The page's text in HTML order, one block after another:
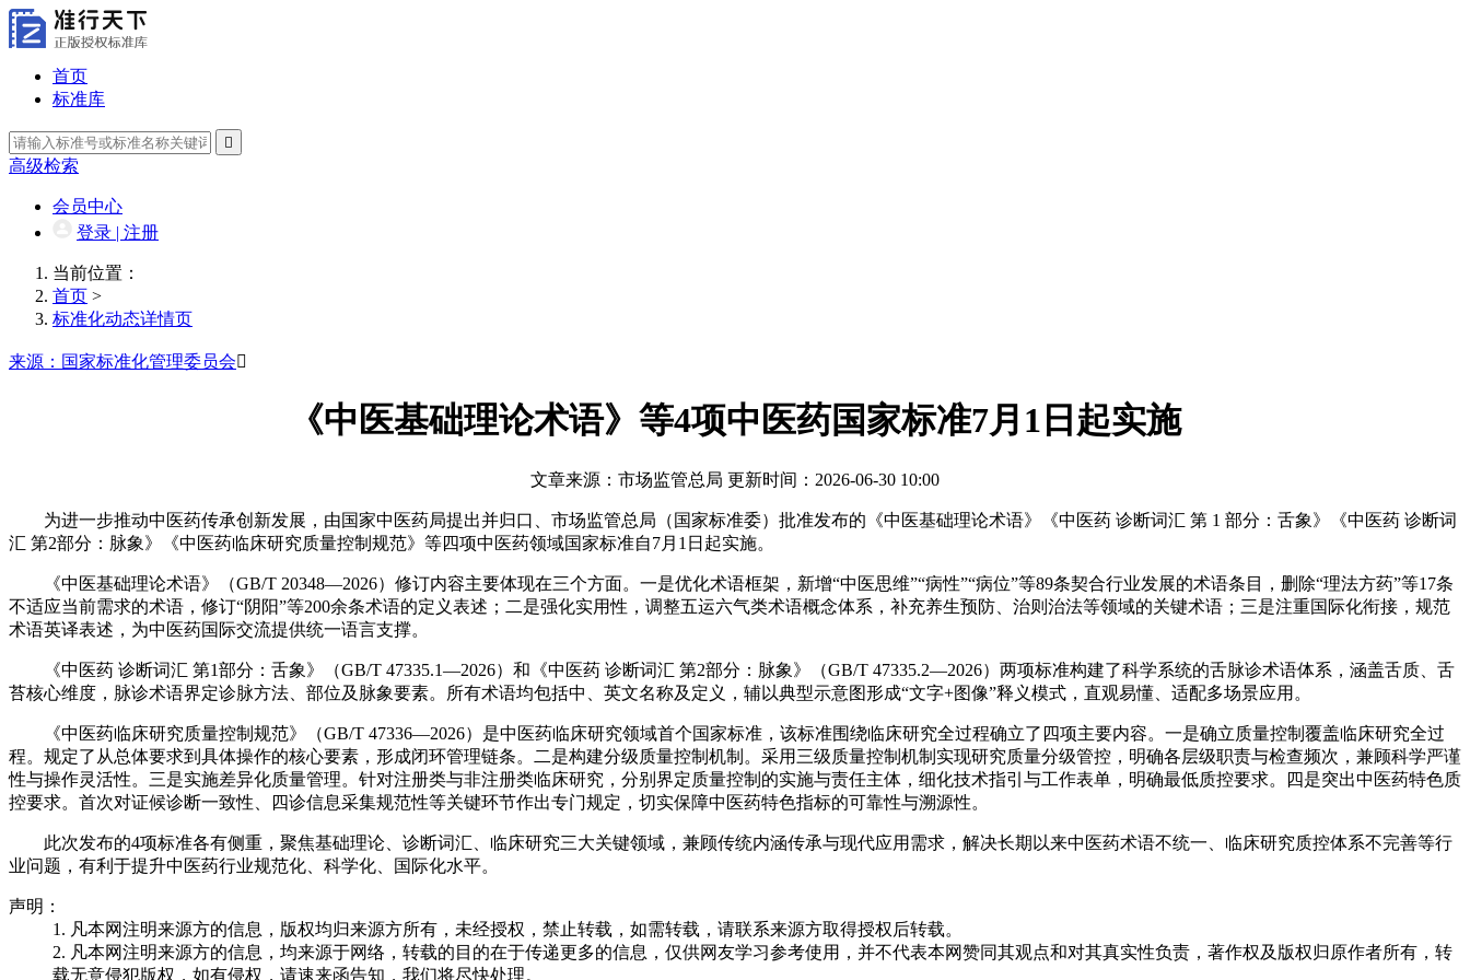
首页
标准库

高级检索
会员中心
登录 | 注册
当前位置：
首页 >
标准化动态详情页
来源：国家标准化管理委员会
《中医基础理论术语》等4项中医药国家标准7月1日起实施
文章来源：市场监管总局 更新时间：2026-06-30 10:00
为进一步推动中医药传承创新发展，由国家中医药局提出并归口、市场监管总局（国家标准委）批准发布的《中医基础理论术语》《中医药 诊断词汇 第 1 部分：舌象》《中医药 诊断词
汇 第2部分：脉象》《中医药临床研究质量控制规范》等四项中医药领域国家标准自7月1日起实施。
《中医基础理论术语》（GB/T 20348—2026）修订内容主要体现在三个方面。一是优化术语框架，新增“中医思维”“病性”“病位”等89条契合行业发展的术语条目，删除“理法方药”等17条
不适应当前需求的术语，修订“阴阳”等200余条术语的定义表述；二是强化实用性，调整五运六气类术语概念体系，补充养生预防、治则治法等领域的关键术语；三是注重国际化衔接，规范
术语英译表述，为中医药国际交流提供统一语言支撑。
《中医药 诊断词汇 第1部分：舌象》（GB/T 47335.1—2026）和《中医药 诊断词汇 第2部分：脉象》（GB/T 47335.2—2026）两项标准构建了科学系统的舌脉诊术语体系，涵盖舌质、舌
苔核心维度，脉诊术语界定诊脉方法、部位及脉象要素。所有术语均包括中、英文名称及定义，辅以典型示意图形成“文字+图像”释义模式，直观易懂、适配多场景应用。
《中医药临床研究质量控制规范》（GB/T 47336—2026）是中医药临床研究领域首个国家标准，该标准围绕临床研究全过程确立了四项主要内容。一是确立质量控制覆盖临床研究全过
程。规定了从总体要求到具体操作的核心要素，形成闭环管理链条。二是构建分级质量控制机制。采用三级质量控制机制实现研究质量分级管控，明确各层级职责与检查频次，兼顾科学严谨
性与操作灵活性。三是实施差异化质量管理。针对注册类与非注册类临床研究，分别界定质量控制的实施与责任主体，细化技术指引与工作表单，明确最低质控要求。四是突出中医药特色质
控要求。首次对证候诊断一致性、四诊信息采集规范性等关键环节作出专门规定，切实保障中医药特色指标的可靠性与溯源性。
此次发布的4项标准各有侧重，聚焦基础理论、诊断词汇、临床研究三大关键领域，兼顾传统内涵传承与现代应用需求，解决长期以来中医药术语不统一、临床研究质控体系不完善等行
业问题，有利于提升中医药行业规范化、科学化、国际化水平。
声明：
1. 凡本网注明来源方的信息，版权均归来源方所有，未经授权，禁止转载，如需转载，请联系来源方取得授权后转载。
2. 凡本网注明来源方的信息，均来源于网络，转载的目的在于传递更多的信息，仅供网友学习参考使用，并不代表本网赞同其观点和对其真实性负责，著作权及版权归原作者所有，转
载无意侵犯版权，如有侵权，请速来函告知，我们将尽快处理。